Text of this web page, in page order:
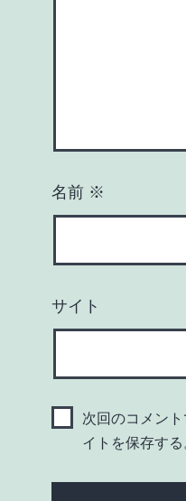
名前 ※
サイト
次回のコメン
イトを保存する